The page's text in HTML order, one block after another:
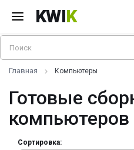
KWIK
Главная Компьютеры
Готовые
Сортировка: